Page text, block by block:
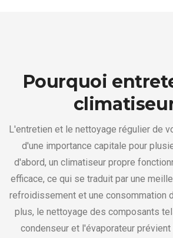
Pourquoi
L'entretien et le nettoyage régulier de
d'une importance capitale pour
d'abord, un climatiseur propre
efficace, ce qui se traduit par une
refroidissement et une consommation
plus, le nettoyage des composants
condenseur et l'évaporateur